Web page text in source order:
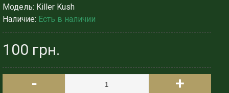
Модель: Killer Kush
Наличие: Есть в наличии
100 грн.
-
+